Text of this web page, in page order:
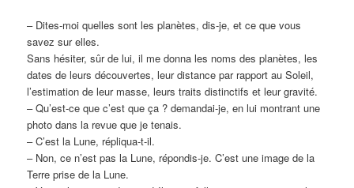
– Dites-moi quelles sont les planètes, dis-je, et ce que vous
savez sur elles.
Sans hésiter, sûr de lui, il me donna les noms des planètes, les
dates de leurs découvertes, leur distance par rapport au Soleil,
l’estimation de leur masse, leurs traits distinctifs et leur gravité.
– Qu’est-ce que c’est que ça ? demandai-je, en lui montrant une
photo dans la revue que je tenais.
– C’est la Lune, répliqua-t-il.
– Non, ce n’est pas la Lune, répondis-je. C’est une image de la
Terre prise de la Lune.